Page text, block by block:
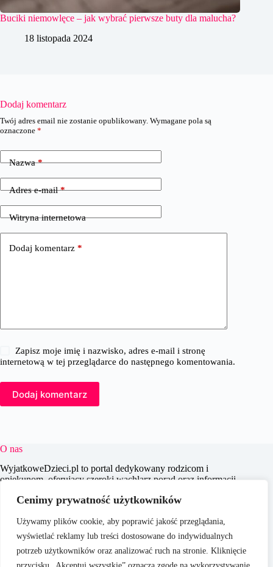
Cenimy prywatność użytkowników
Używamy plików cookie, aby poprawić jakość przeglądania,
wyświetlać reklamy lub treści dostosowane do indywidualnych
potrzeb użytkowników oraz analizować ruch na stronie. Kliknięcie
Buciki niemowlęce – jak wybrać pierwsze buty dla malucha?
18 listopada 2024
Dodaj komentarz
Twój adres email nie zostanie opublikowany. Wymagane pola są
oznaczone *
Nazwa*
Adres e-mail*
Witryna internetowa
Dodaj komentarz *
Zapisz moje imię i nazwisko, adres e-mail i stronę
internetową w tej przeglądarce do następnego komentowania.
Dodaj komentarz
O nas
WyjatkoweDzieci.pl to portal dedykowany rodzicom i
opiekunom, oferujący szeroki wachlarz porad oraz informacji
celem jest wspieranie dorosłych w codziennych wyzwaniach
praktycznych treści, które pomagają w świadomym i
efektywnym wychowywaniu młodego pokolenia.